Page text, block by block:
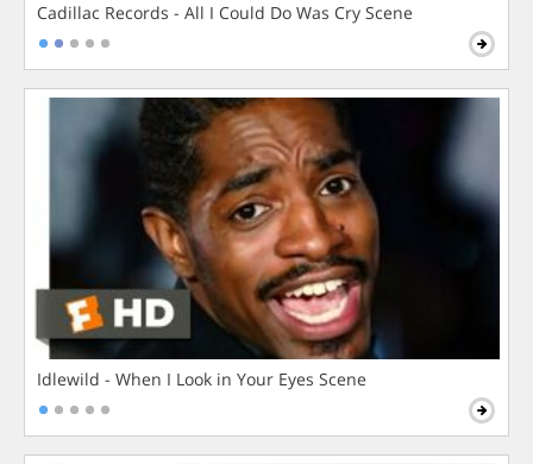
Cadillac Records - All I Could Do Was Cry Scene
Idlewild - When I Look in Your Eyes Scene